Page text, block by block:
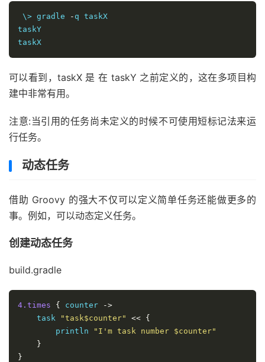
\> gradle - q taskX
taskY
taskX
可以看到，taskX 是 在 taskY 之前定义的，这在多项目构
建中非常有用。
注意:当引用的任务尚未定义的时候不可使用短标记法来运
行任务。
动态任务
借助 Groovy 的强大不仅可以定义简单任务还能做更多的
事。例如，可以动态定义任务。
创建动态任务
build.gradle
4.times { counter
->
    task
"task$counter" << {
        println
"I'm task number $counter"
}
}